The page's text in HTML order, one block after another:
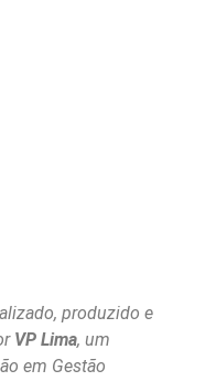
produzido e
VP Lima, um
em Gestão